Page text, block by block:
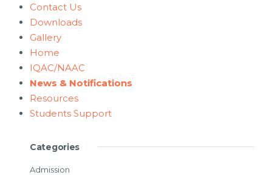
Contact Us
Downloads
Gallery
Home
IQAC/NAAC
News & Notifications
Resources
Students Support
Categories
Admission